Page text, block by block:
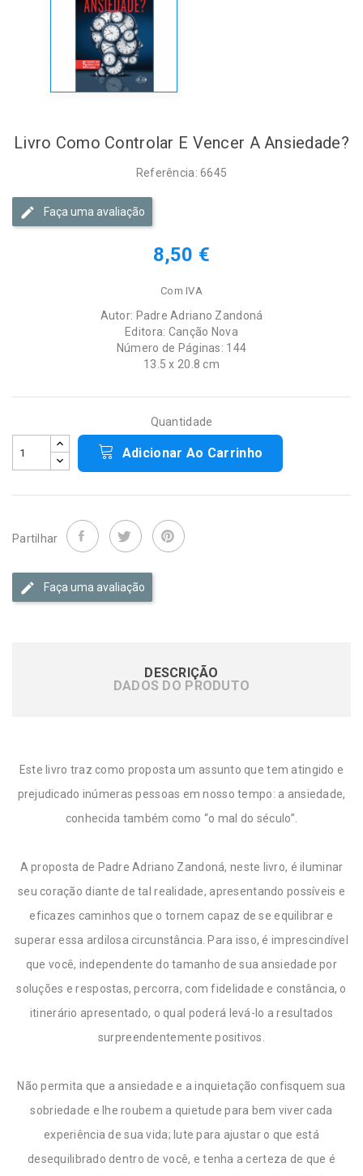
Livro Como Controlar E Vencer A Ansiedade?
Referência: 6645
Faça uma avaliação
8,50 €
Com IVA
Autor: Padre Adriano Zandoná
Editora: Canção Nova
Número de Páginas: 144
13.5 x 20.8 cm
Quantidade
Adicionar Ao Carrinho
Partilhar
Faça uma avaliação
DESCRIÇÃO
DADOS DO PRODUTO
Este livro traz como proposta um assunto que tem atingido e
prejudicado inúmeras pessoas em nosso tempo: a ansiedade,
conhecida também como “o mal do século”.
A proposta de Padre Adriano Zandoná, neste livro, é iluminar
seu coração diante de tal realidade, apresentando possíveis e
eficazes caminhos que o tornem capaz de se equilibrar e
superar essa ardilosa circunstância. Para isso, é imprescindível
que você, independente do tamanho de sua ansiedade por
soluções e respostas, percorra, com fidelidade e constância, o
itinerário apresentado, o qual poderá levá-lo a resultados
surpreendentemente positivos.
Não permita que a ansiedade e a inquietação confisquem sua
sobriedade e lhe roubem a quietude para bem viver cada
experiência de sua vida; lute para ajustar o que está
desequilibrado dentro de você, e tenha a certeza de que é